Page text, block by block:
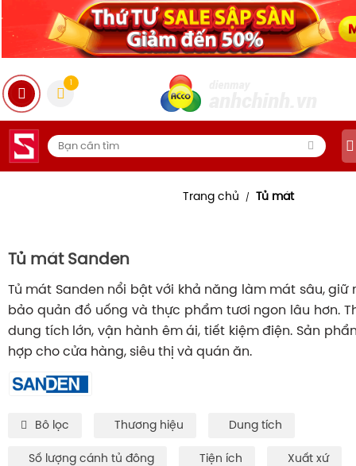
Trang chủ / Tủ mát
Tủ mát Sanden
Tủ mát Sanden nổi bật với khả năng làm mát sâu, giữ
bảo quản đồ uống và thực phẩm tươi ngon lâu hơn.
dung tích lớn, vận hành êm ái, tiết kiệm điện. Sản
hợp cho cửa hàng, siêu thị và quán ăn.
Bô lọc Thương hiệu Dung tích
Số lượng cánh tủ đông Tiện ích Xuất xứ